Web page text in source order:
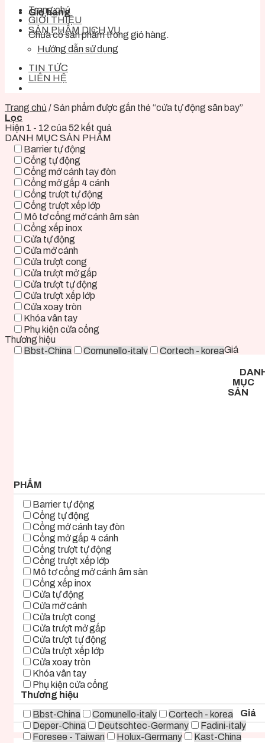
Giỏ hàng
Chưa có sản phẩm trong giỏ hàng.
Trang chủ
GIỚI THIỆU
SẢN PHẨM DỊCH VỤ
Hướng dẫn sử dụng
TIN TỨC
LIÊN HỆ
Trang chủ /Sản phẩm được gắn thẻ “cửa tự động sân bay”
Lọc
Hiện 1 - 12 của 52 kết quả
DANH MỤC SẢN PHẨM
Barrier tự động
Cổng tự động
Cổng mở cánh tay đòn
Cổng mở gấp 4 cánh
Cổng trượt tự động
Cổng trượt xếp lớp
Mô tơ cổng mở cánh âm sàn
Cổng xếp inox
Cửa tự động
Cửa mở cánh
Cửa trượt cong
Cửa trượt mở gấp
Cửa trượt tự động
Cửa trượt xếp lớp
Cửa xoay tròn
Khóa vân tay
Phụ kiện cửa cổng
Thương hiệu
Bbst-China
Comunello-italy
Cortech - koreaGiá
MỤC
SẢN
PHẨM
Barrier tự động
Cổng tự động
Cổng mở cánh tay đòn
Cổng mở gấp 4 cánh
Cổng trượt tự động
Cổng trượt xếp lớp
Mô tơ cổng mở cánh âm sàn
Cổng xếp inox
Cửa tự động
Cửa mở cánh
Cửa trượt cong
Cửa trượt mở gấp
Cửa trượt tự động
Cửa trượt xếp lớp
Cửa xoay tròn
Khóa vân tay
Phụ kiện cửa cổng
Thương hiệu
Bbst-China
Comunello-italy
Cortech - korea
Deper-China
Deutschtec-Germany
Fadini-italy
Foresee - Taiwan
Holux-Germany
Kast-China
Giá